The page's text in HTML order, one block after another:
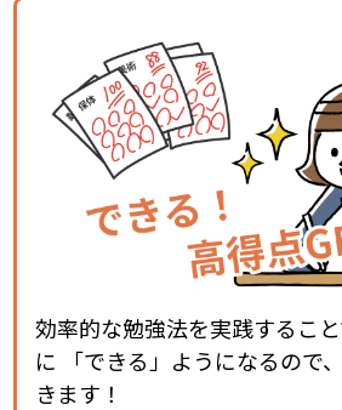
効率的な勉強法を実践するこ
に 「できる」ようになるので
きます！